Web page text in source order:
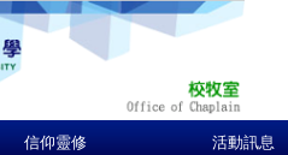
信仰靈修 活動訊息